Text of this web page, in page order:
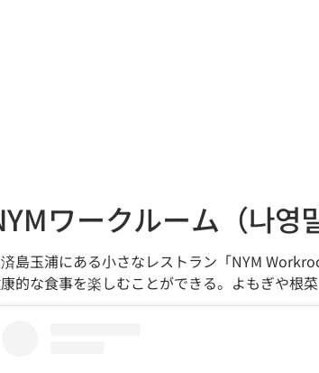
ワークルーム（나영
島玉浦にある小さなレストラン「NYM
的な食事を楽しむことができる。よもぎや根